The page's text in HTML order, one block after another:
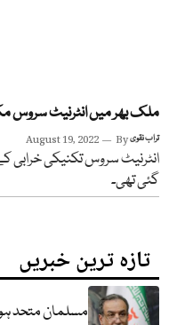
ملک بھر میں انٹرنیٹ سروس
August 19, 2022 Byتراب نقوی
گئی تھی۔
تازہ ترین خبریں
مسلمان متحد